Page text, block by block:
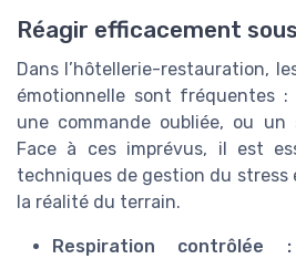
Réagir efficacement
Dans l’hôtellerie-restauration,
émotionnelle sont fréquentes
une commande oubliée, ou un
Face à ces imprévus, il est
techniques de gestion du stress
la réalité du terrain.
Respiration contrôlée :